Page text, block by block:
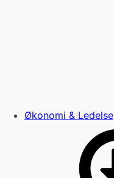
Økonomi & Ledelse